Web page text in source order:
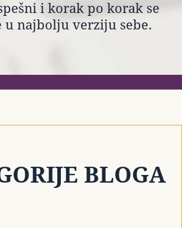
i korak po korak se
u najbolju verziju sebe.
BLOGA